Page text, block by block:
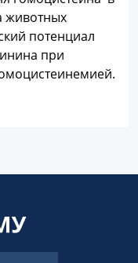
животных
потенциал
при